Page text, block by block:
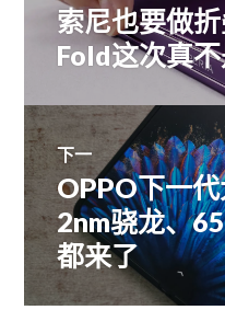
章
导
航
上
篇
文
索尼也要做
Fold这次真
下一
下
篇
文
章：
OPPO下一
2nm骁龙、
都来了